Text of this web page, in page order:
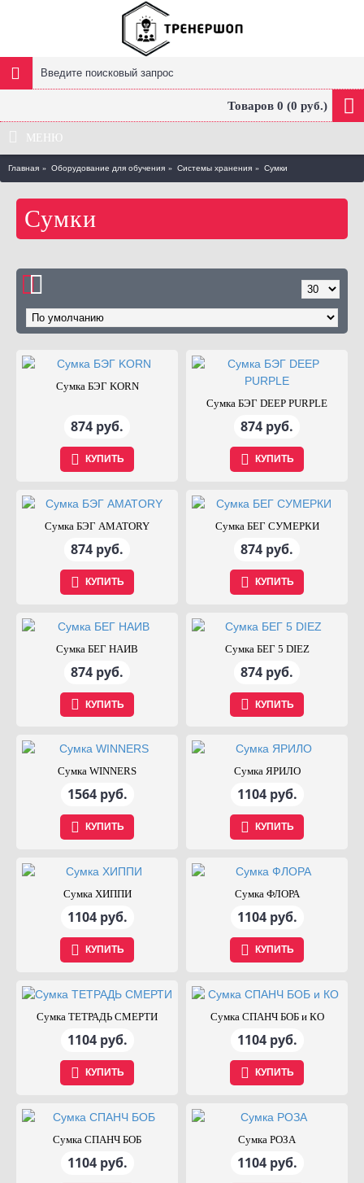
Товаров 0 (0 руб.)
МЕНЮ
Главная Оборудование для обучения Системы хранения Сумки
Сумки
Сумка БЭГ KORN
874 руб.
КУПИТЬ
Сумка БЭГ DEEP PURPLE
874 руб.
КУПИТЬ
Сумка БЭГ AMATORY
874 руб.
КУПИТЬ
Сумка БЕГ СУМЕРКИ
874 руб.
КУПИТЬ
Сумка БЕГ НАИВ
874 руб.
КУПИТЬ
Сумка БЕГ 5 DIEZ
874 руб.
КУПИТЬ
Сумка WINNERS
1564 руб.
КУПИТЬ
Сумка ЯРИЛО
1104 руб.
КУПИТЬ
Сумка ХИППИ
1104 руб.
КУПИТЬ
Сумка ФЛОРА
1104 руб.
КУПИТЬ
Сумка ТЕТРАДЬ СМЕРТИ
1104 руб.
КУПИТЬ
Сумка СПАНЧ БОБ и КО
1104 руб.
КУПИТЬ
Сумка СПАНЧ БОБ
1104 руб.
Сумка РОЗА
1104 руб.